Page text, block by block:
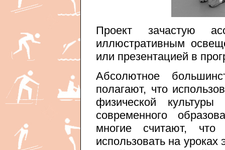
Проект зачастую
иллюстративным
или презентацией в
Абсолютное
полагают, что
физической
современного
многие считают,
использовать на